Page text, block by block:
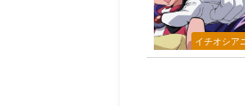
イチオシア